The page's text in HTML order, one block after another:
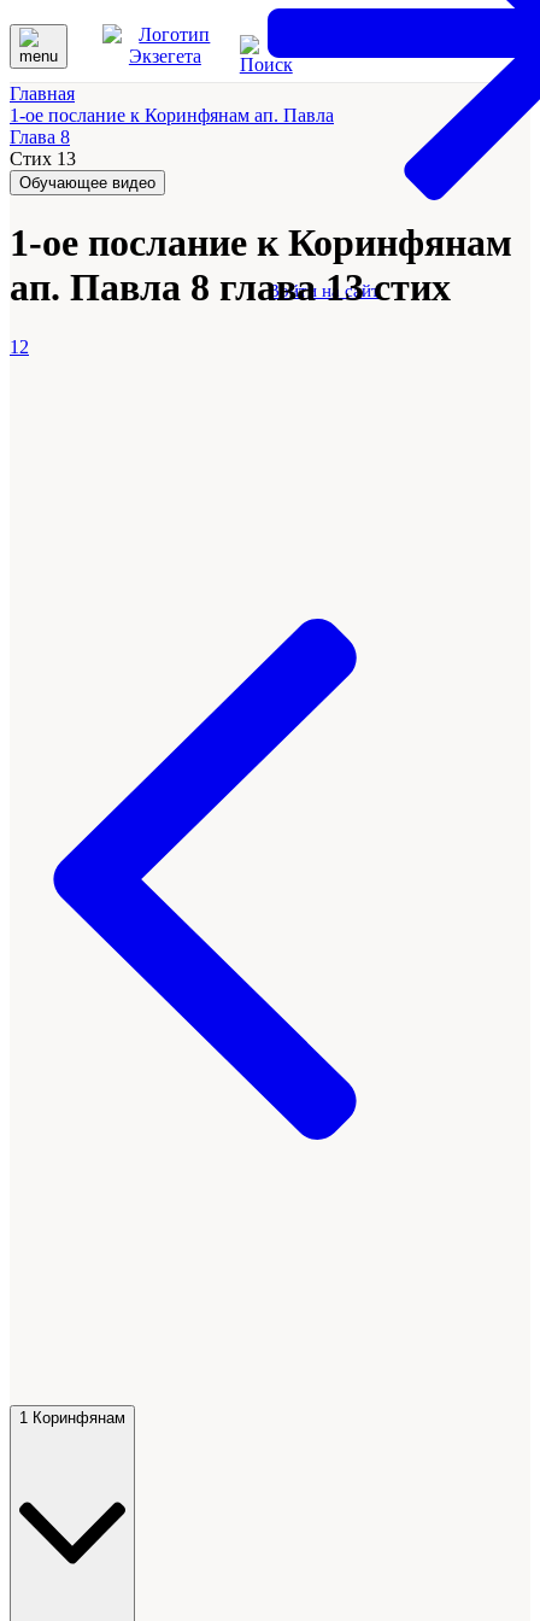
Войти на сайт
Главная
1-ое послание к Коринфянам ап. Павла
Глава 8
Стих 13
Обучающее видео
1-ое послание к Коринфянам
ап. Павла 8 глава 13 стих
12
1 Коринфянам